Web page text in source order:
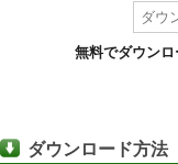
無料でダウンロ
ダウンロード方法